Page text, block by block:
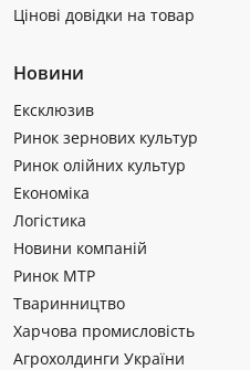
Цінові довідки на товар
Новини
Ексклюзив
Ринок зернових культур
Ринок олійних культур
Економіка
Логістика
Новини компаній
Ринок МТР
Тваринництво
Харчова промисловість
Агрохолдинги України